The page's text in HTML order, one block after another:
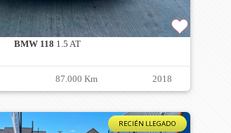
BMW 118 1.5 AT
87.000 Km 2018
RECIÉN LLEGADO